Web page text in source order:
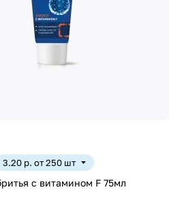
3.20 р. от 250 шт
с витамином F 75мл